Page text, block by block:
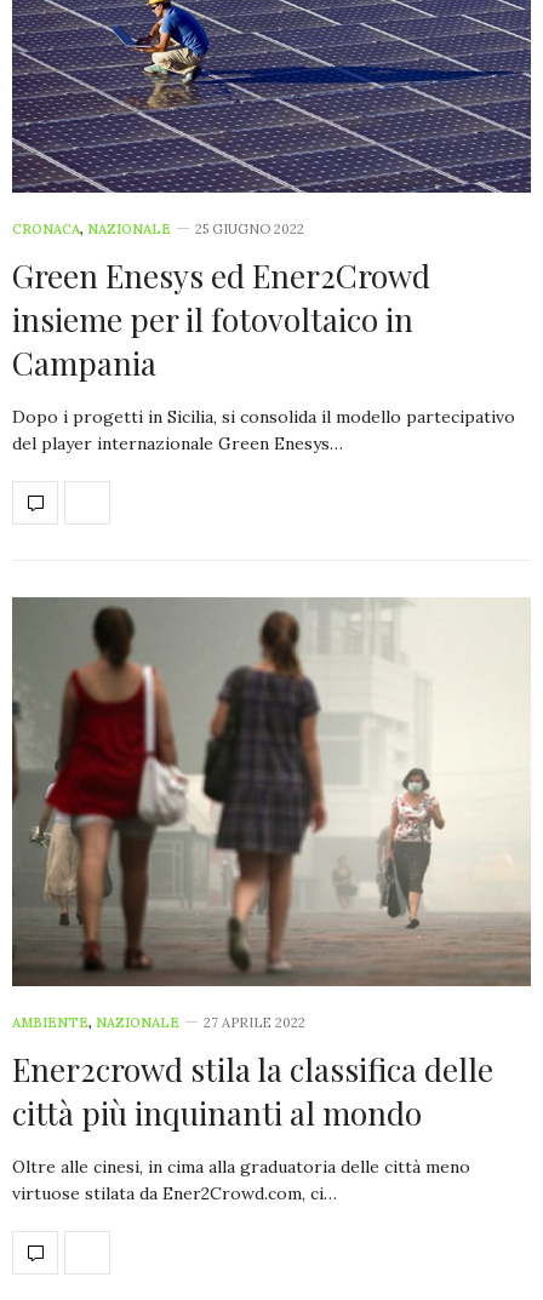
CRONACA, NAZIONALE 25 GIUGNO 2022
Green Enesys ed Ener2Crowd
insieme per il fotovoltaico in
Campania
Dopo i progetti in Sicilia, si consolida il modello partecipativo
del player internazionale Green Enesys…
AMBIENTE, NAZIONALE 27 APRILE 2022
Ener2crowd stila la classifica delle
città più inquinanti al mondo
Oltre alle cinesi, in cima alla graduatoria delle città meno
virtuose stilata da Ener2Crowd.com, ci…